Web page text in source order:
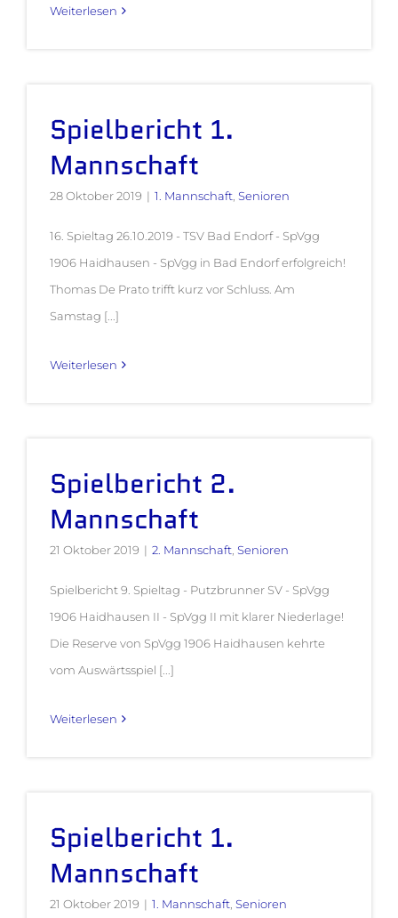
Weiterlesen
Spielbericht 1.
Mannschaft
28 Oktober 2019 | 1. Mannschaft Senioren
16. Spieltag 26.10.2019 - TSV Bad Endorf - SpVgg
1906 Haidhausen - SpVgg in Bad Endorf erfolgreich!
Thomas De Prato trifft kurz vor Schluss. Am
Samstag [...]
Weiterlesen
Spielbericht 2.
Mannschaft
21 Oktober 2019 | 2. Mannschaft Senioren
Spielbericht 9. Spieltag - Putzbrunner SV - SpVgg
1906 Haidhausen II - SpVgg II mit klarer Niederlage!
Die Reserve von SpVgg 1906 Haidhausen kehrte
vom Auswärtsspiel [...]
Weiterlesen
Spielbericht 1.
Mannschaft
21 Oktober 2019 | 1. Mannschaft Senioren